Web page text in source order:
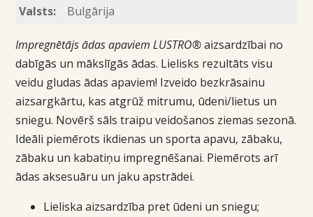
Valsts: Bulgārija
Impregnētājs ādas apaviem LUSTRO®aizsardzībai no
dabīgās un mākslīgās ādas. Lielisks rezultāts visu
veidu gludas ādas apaviem! Izveido bezkrāsainu
aizsargkārtu, kas atgrūž mitrumu, ūdeni/lietus un
sniegu. Novērš sāls traipu veidošanos ziemas sezonā.
Ideāli piemērots ikdienas un sporta apavu, zābaku,
zābaku un kabatiņu impregnēšanai. Piemērots arī
ādas aksesuāru un jaku apstrādei.
Lieliska aizsardzība pret ūdeni un sniegu;